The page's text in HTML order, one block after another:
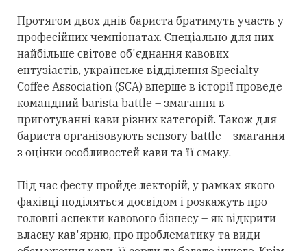
Протягом двох днів бариста братимуть участь у
професійних чемпіонатах. Спеціально для них
найбільше світове об'єднання кавових
ентузіастів, українське відділення Specialty
Coffee Association (SCA) вперше в історії проведе
командний barista battle – змагання в
приготуванні кави різних категорій. Також для
бариста організовують sensory battle – змагання
з оцінки особливостей кави та її смаку.
Під час фесту пройде лекторій, у рамках якого
фахівці поділяться досвідом і розкажуть про
головні аспекти кавового бізнесу – як відкрити
власну кав'ярню, про проблематику та види